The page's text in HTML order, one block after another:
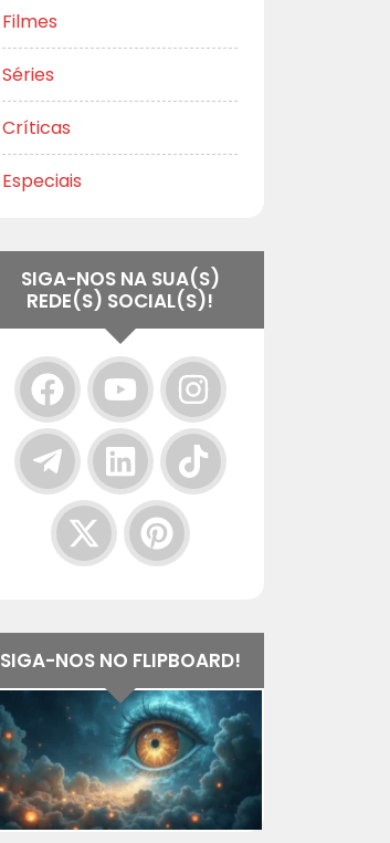
Filmes
Séries
Críticas
Especiais
SIGA-NOS NA SUA(S)
REDE(S) SOCIAL(S)!
SIGA-NOS NO FLIPBOARD!